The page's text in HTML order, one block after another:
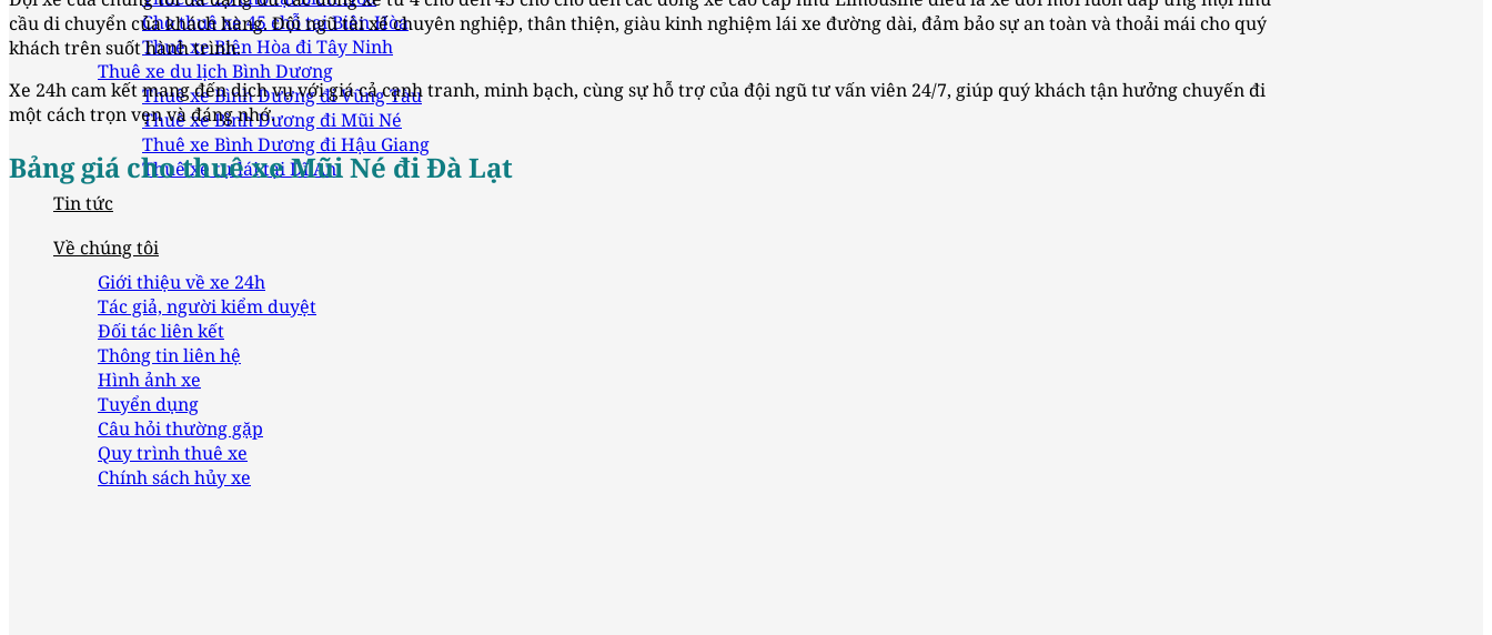
Cho thuê xe 45 chỗ tại Biên Hòa
Thuê xe Biên Hòa đi Tây Ninh
Thuê xe du lịch Bình Dương
Thuê xe Bình Dương đi Vũng Tàu
Thuê xe Bình Dương đi Mũi Né
Thuê xe Bình Dương đi Hậu Giang
Thuê xe tự lái tại Dĩ An
Tin tức
Về chúng tôi
Giới thiệu về xe 24h
Tác giả, người kiểm duyệt
Đối tác liên kết
Thông tin liên hệ
Hình ảnh xe
Tuyển dụng
Câu hỏi thường gặp
Quy trình thuê xe
Chính sách hủy xe
cầu di chuyển của khách hàng. Đội ngũ tài xế chuyên nghiệp, thân thiện, giàu kinh nghiệm lái xe đường dài, đảm bảo sự an toàn và thoải mái cho quý
khách trên suốt hành trình.
Xe 24h cam kết mang đến dịch vụ với giá cả cạnh tranh, minh bạch, cùng sự hỗ trợ của đội ngũ tư vấn viên 24/7, giúp quý khách tận hưởng chuyến đi
một cách trọn vẹn và đáng nhớ.
Bảng giá cho thuê xe Mũi Né đi Đà Lạt